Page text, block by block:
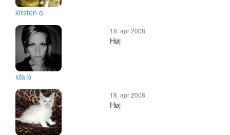
kirsten o
ida b
18. apr 2008
Høj
18. apr 2008
Høj